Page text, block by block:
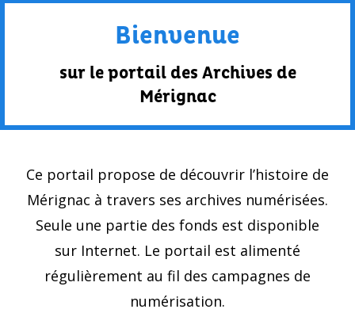
Bienvenue
sur le portail des Archives de
Mérignac
Ce portail propose de découvrir l’histoire de
Mérignac à travers ses archives numérisées.
Seule une partie des fonds est disponible
sur Internet. Le portail est alimenté
régulièrement au fil des campagnes de
numérisation.